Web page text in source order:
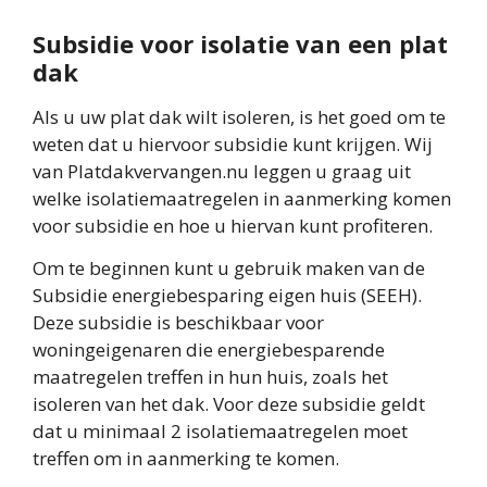
Subsidie voor isolatie van een plat
dak
Als u uw plat dak wilt isoleren, is het goed om te
weten dat u hiervoor subsidie kunt krijgen. Wij
van Platdakvervangen.nu leggen u graag uit
welke isolatiemaatregelen in aanmerking komen
voor subsidie en hoe u hiervan kunt profiteren.
Om te beginnen kunt u gebruik maken van de
Subsidie energiebesparing eigen huis (SEEH).
Deze subsidie is beschikbaar voor
woningeigenaren die energiebesparende
maatregelen treffen in hun huis, zoals het
isoleren van het dak. Voor deze subsidie geldt
dat u minimaal 2 isolatiemaatregelen moet
treffen om in aanmerking te komen.